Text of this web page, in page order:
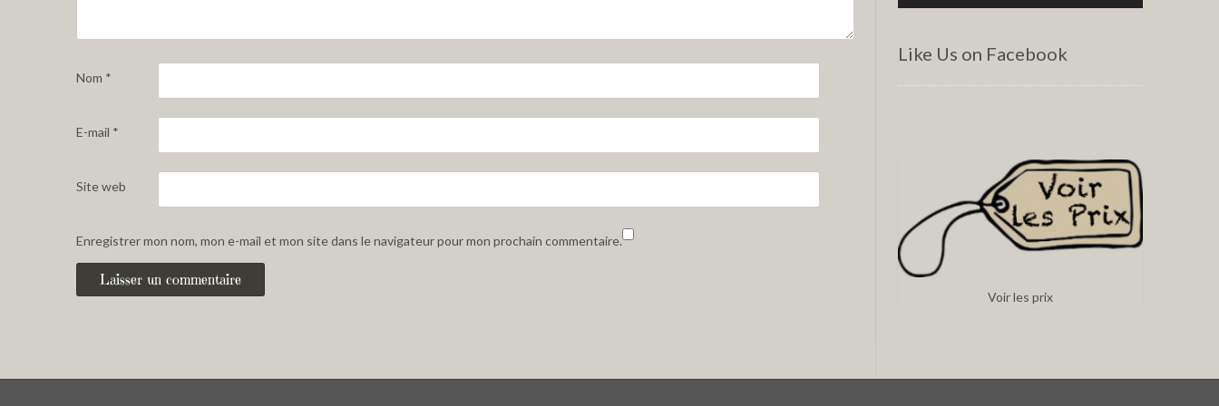
Nom *
E-mail *
Site web
Enregistrer mon nom, mon e-mail et mon site dans le navigateur pour mon prochain commentaire.
Like Us on Facebook
Voir les prix